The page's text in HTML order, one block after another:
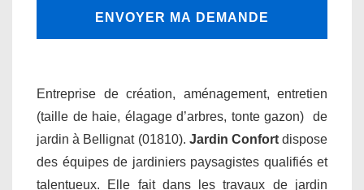
Entreprise de création, aménagement, entretien
(taille de haie, élagage d’arbres, tonte gazon) de
jardin à Bellignat (01810). Jardin Confortdispose
des équipes de jardiniers paysagistes qualifiés et
talentueux. Elle fait dans les travaux de jardin